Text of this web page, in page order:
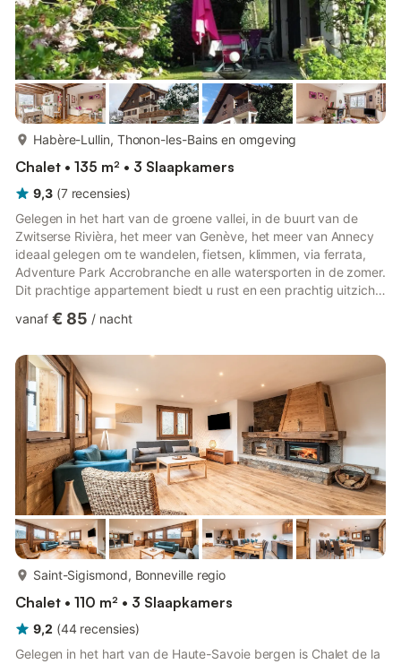
Habère-Lullin, Thonon-les-Bains en omgeving
Chalet • 135 m² • 3 Slaapkamers
9,3 (7 recensies)
Gelegen in het hart van de groene vallei, in de buurt van de
Zwitserse Rivièra, het meer van Genève, het meer van Annecy
ideaal gelegen om te wandelen, fietsen, klimmen, via ferrata,
Adventure Park Accrobranche en alle watersporten in de zomer.
Dit prachtige appartement biedt u rust en een prachtig uitzicht
beschikbaar. In de winter bent u op 3mn (met de auto) van de
vanuit het appartement en rodelen direct naast de deur! ...
Kleine winkels in de buurt. Het appartement g...
vanaf € 85 / nacht
Saint-Sigismond, Bonneville regio
Chalet • 110 m² • 3 Slaapkamers
9,2 (44 recensies)
Gelegen in het hart van de Haute-Savoie bergen is Chalet de la